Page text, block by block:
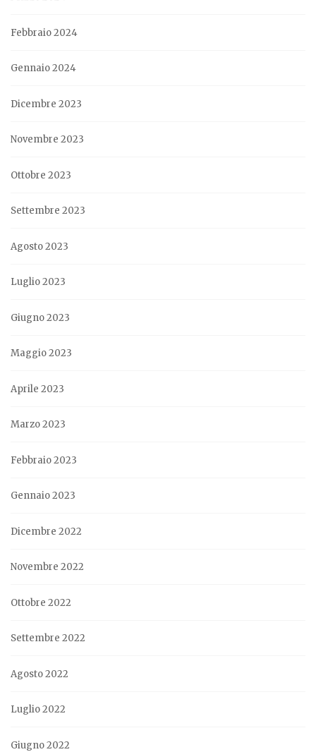
Febbraio 2024
Gennaio 2024
Dicembre 2023
Novembre 2023
Ottobre 2023
Settembre 2023
Agosto 2023
Luglio 2023
Giugno 2023
Maggio 2023
Aprile 2023
Marzo 2023
Febbraio 2023
Gennaio 2023
Dicembre 2022
Novembre 2022
Ottobre 2022
Settembre 2022
Agosto 2022
Luglio 2022
Giugno 2022